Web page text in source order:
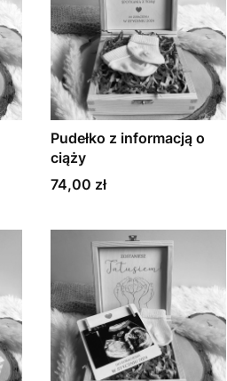
Pudełko z informacją o
ciąży
Cena
74,00 zł